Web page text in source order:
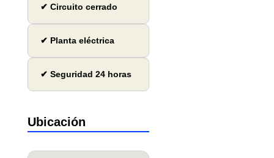
✔ Circuito cerrado
✔ Planta eléctrica
✔ Seguridad 24 horas
Ubicación